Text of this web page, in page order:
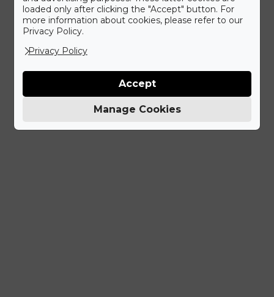
TUDJ MEG TÖBBET A Gyűrű neked care+ csomagról
loaded only after clicking the "Accept" button. For
more information about cookies, please refer to our
Privacy Policy.
Privacy Policy
Manage Cookies
Accept